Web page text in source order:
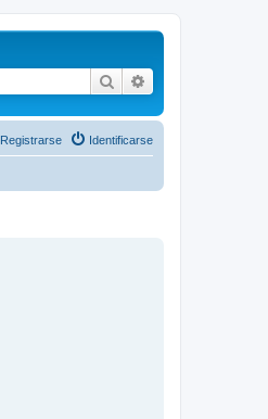
Buscar
Identificarse
Registrarse